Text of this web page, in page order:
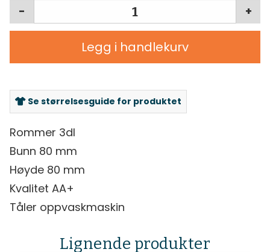
+
-
Legg i handlekurv
Se størrelsesguide for produktet
Rommer 3dl
Bunn 80 mm
Høyde 80 mm
Kvalitet AA+
Tåler oppvaskmaskin
Lignende produkter